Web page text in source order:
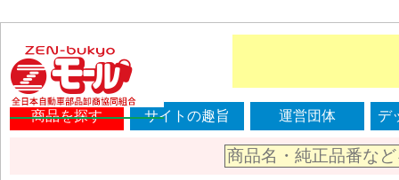
商品を探す サイトの趣旨 運営団体 デ